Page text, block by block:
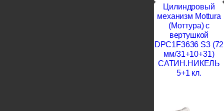
Цилиндровый
механизм Mottura
(Моттура) с
вертушкой
DPC1F3636 S3 (72
мм/31+10+31)
САТИН.НИКЕЛЬ
5+1 кл.